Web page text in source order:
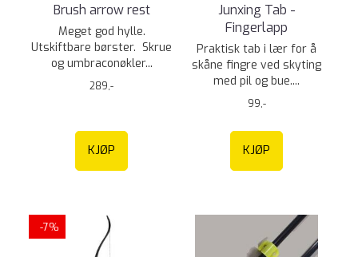
Brush arrow rest
Meget god hylle.
Utskiftbare børster. Skrue
og umbraconøkler...
289,-
KJØP
Junxing Tab -
Fingerlapp
Praktisk tab i lær for å
skåne fingre ved skyting
med pil og bue....
99,-
KJØP
-7%